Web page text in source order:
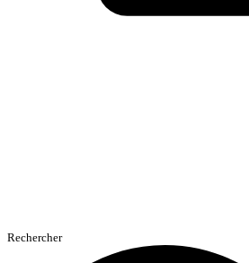
Rechercher